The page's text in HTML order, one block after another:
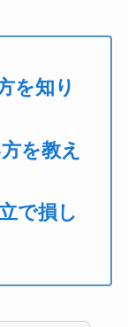
を知り
を教え
で損し